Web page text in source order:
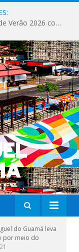
São Miguel do Guamá encerra os Jogos de Verão 2026 com sucesso de público e competições.
do Guamá leva
por meio do